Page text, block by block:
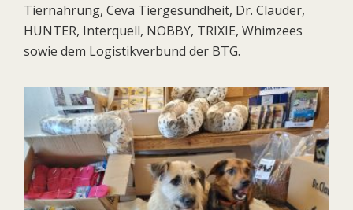
Tiernahrung, Ceva Tiergesundheit, Dr. Clauder,
HUNTER, Interquell, NOBBY, TRIXIE, Whimzees
sowie dem Logistikverbund der BTG.